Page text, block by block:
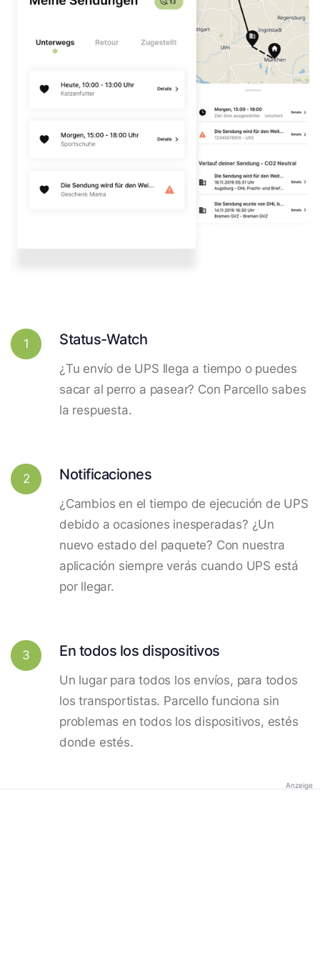
1 Status-Watch
¿Tu envío de UPS llega a tiempo o puedes
sacar al perro a pasear? Con Parcello sabes
la respuesta.
2 Notificaciones
¿Cambios en el tiempo de ejecución de UPS
debido a ocasiones inesperadas? ¿Un
nuevo estado del paquete? Con nuestra
aplicación siempre verás cuando UPS está
por llegar.
3 En todos los dispositivos
Un lugar para todos los envíos, para todos
los transportistas. Parcello funciona sin
problemas en todos los dispositivos, estés
donde estés.
Anzeige